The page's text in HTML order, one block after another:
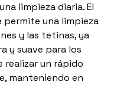
limpieza diaria. El
una limpieza
y las tetinas, ya
y suave para los
realizar un rápido
manteniendo en